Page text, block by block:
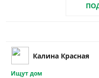
Калина Красная
Ищут дом